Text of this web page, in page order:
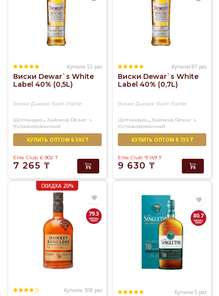
превосходного
Купили 55 раз
Виски Dewar`s White
Label 40% (0,5L)
Виски Дьюарс Вайт Лэйбл
Шотландия , Хайленд Dewar`s
Купажированный
КУПИТЬ ОПТОМ 6 592 ₸
Elite Club: 6 902 ₸
7 265 ₸
Купили 87 раз
Виски Dewar`s White
Label 40% (0,7L)
Виски Дьюарс Вайт Лэйбл
Шотландия , Хайленд Dewar`s
Купажированный
КУПИТЬ ОПТОМ 8 735 ₸
Elite Club: 9 149 ₸
9 630 ₸
СКИДКА 20%
79.3
Купили 308 раз
80.7
Купили 5 раз